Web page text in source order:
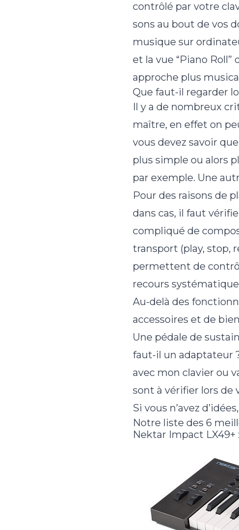
contrôlé par votre
sons au bout de vos
musique sur
et la vue “Piano
approche plus
Que faut-il regarder
Il y a de nombreux
maître, en effet on
vous devez savoir
plus simple ou alors
par exemple. Une
Pour des raisons de
dans cas, il faut
compliqué de
transport (play, stop,
permettent de
recours
Au-delà des
accessoires et de
Une pédale de
faut-il un adaptateur
avec mon clavier ou
sont à vérifier lors de
Si vous n’avez
Notre liste des 6
Nektar Impact